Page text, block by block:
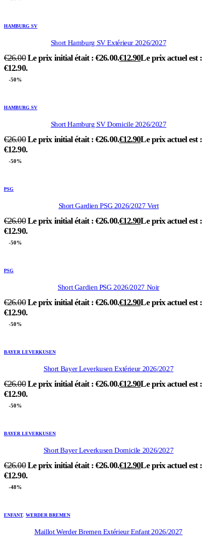
HAMBURG SV
Short Hamburg SV Extérieur 2026/2027
€26.00 Le prix initial était : €26.00.€12.90Le prix actuel est :
€12.90.
-50%
HAMBURG SV
Short Hamburg SV Domicile 2026/2027
€26.00 Le prix initial était : €26.00.€12.90Le prix actuel est :
€12.90.
-50%
PSG
Short Gardien PSG 2026/2027 Vert
€26.00 Le prix initial était : €26.00.€12.90Le prix actuel est :
€12.90.
-50%
PSG
Short Gardien PSG 2026/2027 Noir
€26.00 Le prix initial était : €26.00.€12.90Le prix actuel est :
€12.90.
-50%
BAYER LEVERKUSEN
Short Bayer Leverkusen Extérieur 2026/2027
€26.00 Le prix initial était : €26.00.€12.90Le prix actuel est :
€12.90.
-50%
BAYER LEVERKUSEN
Short Bayer Leverkusen Domicile 2026/2027
€26.00 Le prix initial était : €26.00.€12.90Le prix actuel est :
€12.90.
-48%
ENFANT, WERDER BREMEN
Maillot Werder Bremen Extérieur Enfant 2026/2027